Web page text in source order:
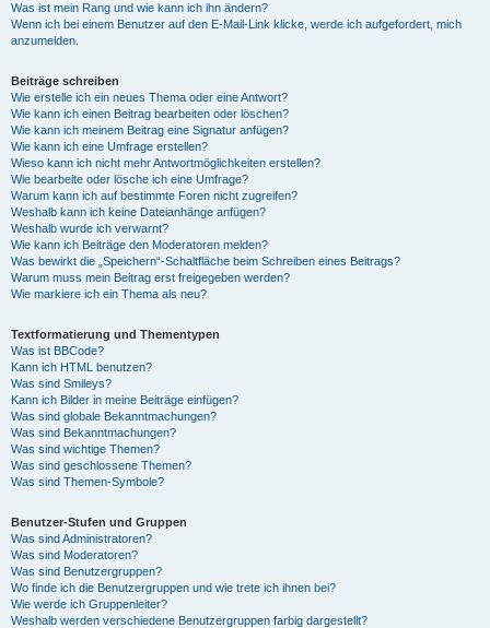
Was ist mein Rang und wie kann ich ihn ändern?
Wenn ich bei einem Benutzer auf den E-Mail-Link klicke, werde ich aufgefordert, mich
anzumelden.
Beiträge schreiben
Wie erstelle ich ein neues Thema oder eine Antwort?
Wie kann ich einen Beitrag bearbeiten oder löschen?
Wie kann ich meinem Beitrag eine Signatur anfügen?
Wie kann ich eine Umfrage erstellen?
Wieso kann ich nicht mehr Antwortmöglichkeiten erstellen?
Wie bearbeite oder lösche ich eine Umfrage?
Warum kann ich auf bestimmte Foren nicht zugreifen?
Weshalb kann ich keine Dateianhänge anfügen?
Weshalb wurde ich verwarnt?
Wie kann ich Beiträge den Moderatoren melden?
Was bewirkt die „Speichern“-Schaltfläche beim Schreiben eines Beitrags?
Warum muss mein Beitrag erst freigegeben werden?
Wie markiere ich ein Thema als neu?
Textformatierung und Thementypen
Was ist BBCode?
Kann ich HTML benutzen?
Was sind Smileys?
Kann ich Bilder in meine Beiträge einfügen?
Was sind globale Bekanntmachungen?
Was sind Bekanntmachungen?
Was sind wichtige Themen?
Was sind geschlossene Themen?
Was sind Themen-Symbole?
Benutzer-Stufen und Gruppen
Was sind Administratoren?
Was sind Moderatoren?
Was sind Benutzergruppen?
Wo finde ich die Benutzergruppen und wie trete ich ihnen bei?
Wie werde ich Gruppenleiter?
Weshalb werden verschiedene Benutzergruppen farbig dargestellt?